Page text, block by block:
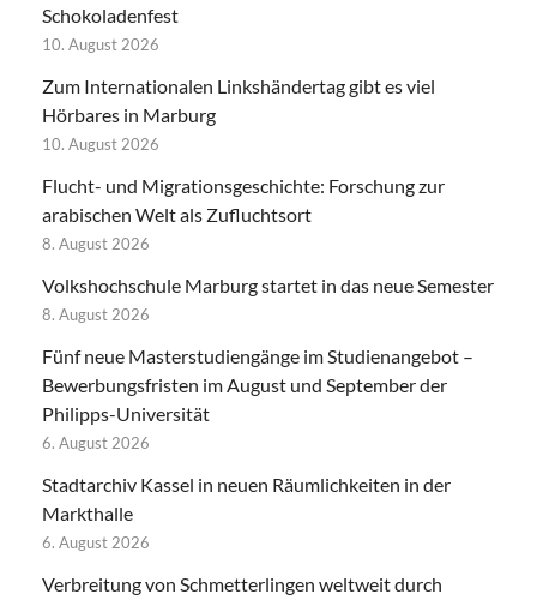
Schokoladenfest
10. August 2026
Zum Internationalen Linkshändertag gibt es viel
Hörbares in Marburg
10. August 2026
Flucht- und Migrationsgeschichte: Forschung zur
arabischen Welt als Zufluchtsort
8. August 2026
Volkshochschule Marburg startet in das neue Semester
8. August 2026
Fünf neue Masterstudiengänge im Studienangebot –
Bewerbungsfristen im August und September der
Philipps-Universität
6. August 2026
Stadtarchiv Kassel in neuen Räumlichkeiten in der
Markthalle
6. August 2026
Verbreitung von Schmetterlingen weltweit durch